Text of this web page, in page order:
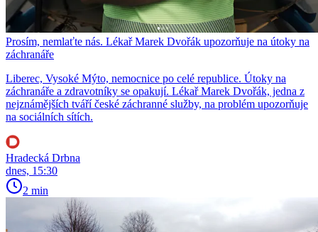
Prosím, nemlaťte nás. Lékař Marek Dvořák upozorňuje na útoky na
záchranáře
Liberec, Vysoké Mýto, nemocnice po celé republice. Útoky na
záchranáře a zdravotníky se opakují. Lékař Marek Dvořák, jedna z
nejznámějších tváří české záchranné služby, na problém upozorňuje
na sociálních sítích.
Hradecká Drbna
dnes, 15:30
2 min